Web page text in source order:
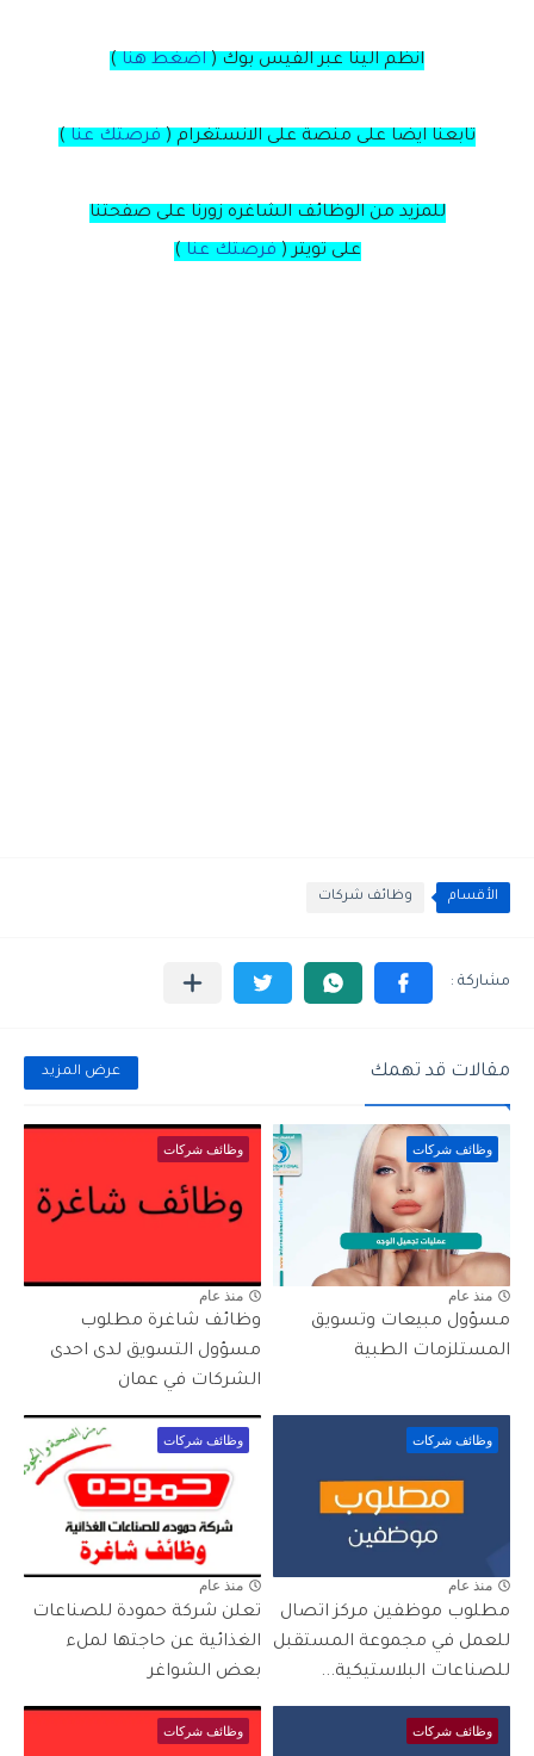
انظم الينا عبر الفيس بوك ( اضغط هنا )
تابعنا ايضا على منصة على الانستغرام ( فرصتك عنا )
للمزيد من الوظائف الشاغره زورنا على صفحتنا
على تويتر( فرصتك عنا )
الأقسام وظائف شركات
مقالات قد تهمك عرض المزيد
وظائف شركات
منذ عام
مسؤول مبيعات وتسويق
المستلزمات الطبية
وظائف شركات
منذ عام
وظائف شاغرة مطلوب
مسؤول التسويق لدى احدى
الشركات في عمان
وظائف شركات
منذ عام
مطلوب موظفين مركز اتصال
للعمل في مجموعة المستقبل
للصناعات البلاستيكية...
وظائف شركات
منذ عام
تعلن شركة حمودة للصناعات
الغذائية عن حاجتها لملء
بعض الشواغر
وظائف شركات وظائف شركات